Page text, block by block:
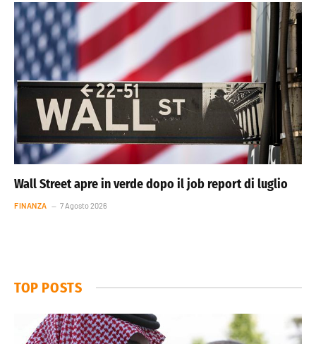
Wall Street apre in verde dopo il job report di luglio
FINANZA 7 Agosto 2026
TOP POSTS